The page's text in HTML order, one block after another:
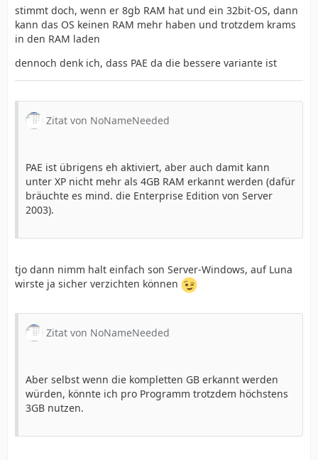
stimmt doch, wenn er 8gb RAM hat und ein 32bit-OS, dann
kann das OS keinen RAM mehr haben und trotzdem krams
in den RAM laden
dennoch denk ich, dass PAE da die bessere variante ist
Zitat von NoNameNeeded
PAE ist übrigens eh aktiviert, aber auch damit kann
unter XP nicht mehr als 4GB RAM erkannt werden (dafür
bräuchte es mind. die Enterprise Edition von Server
2003).
tjo dann nimm halt einfach son Server-Windows, auf Luna
wirste ja sicher verzichten können
Zitat von NoNameNeeded
Aber selbst wenn die kompletten GB erkannt werden
würden, könnte ich pro Programm trotzdem höchstens
3GB nutzen.